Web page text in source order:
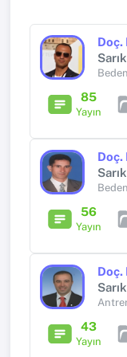
Doç.
85
Yayın
Doç.
56
Yayın
Doç.
43
Yayın